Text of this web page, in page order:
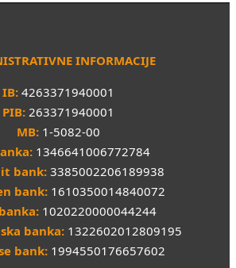
INFORMACIJE
IB: 4263371940001
PIB: 263371940001
MB: 1-5082-00
1346641006772784
bank: 3385002206189938
bank: 1610350014840072
1020220000044244
banka: 1322602012809195
bank: 1994550176657602